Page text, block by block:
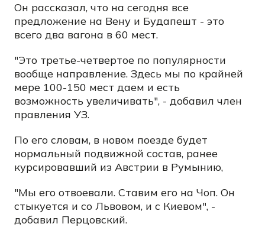
Он рассказал, что на сегодня все
предложение на Вену и Будапешт - это
всего два вагона в 60 мест.
"Это третье-четвертое по популярности
вообще направление. Здесь мы по крайней
мере 100-150 мест даем и есть
возможность увеличивать", - добавил член
правления УЗ.
По его словам, в новом поезде будет
нормальный подвижной состав, ранее
курсировавший из Австрии в Румынию,
"Мы его отвоевали. Ставим его на Чоп. Он
стыкуется и со Львовом, и с Киевом", -
добавил Перцовский.